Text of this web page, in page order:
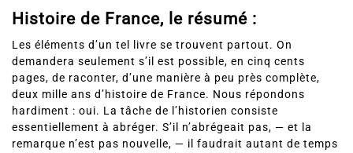
Histoire de France, le résumé :
Les éléments d’un tel livre se trouvent partout. On
demandera seulement s’il est possible, en cinq cents
pages, de raconter, d’une manière à peu près complète,
deux mille ans d’histoire de France. Nous répondons
hardiment : oui. La tâche de l’historien consiste
essentiellement à abréger. S’il n’abrégeait pas, — et la
remarque n’est pas nouvelle, — il faudrait autant de temps